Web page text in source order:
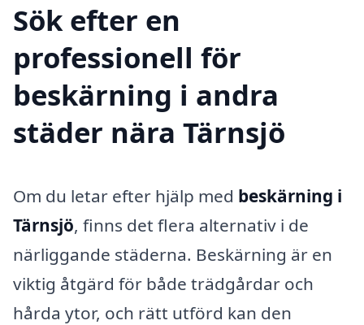
Sök efter en
professionell för
beskärning i andra
städer nära Tärnsjö
Om du letar efter hjälp med beskärning i
Tärnsjö, finns det flera alternativ i de
närliggande städerna. Beskärning är en
viktig åtgärd för både trädgårdar och
hårda ytor, och rätt utförd kan den